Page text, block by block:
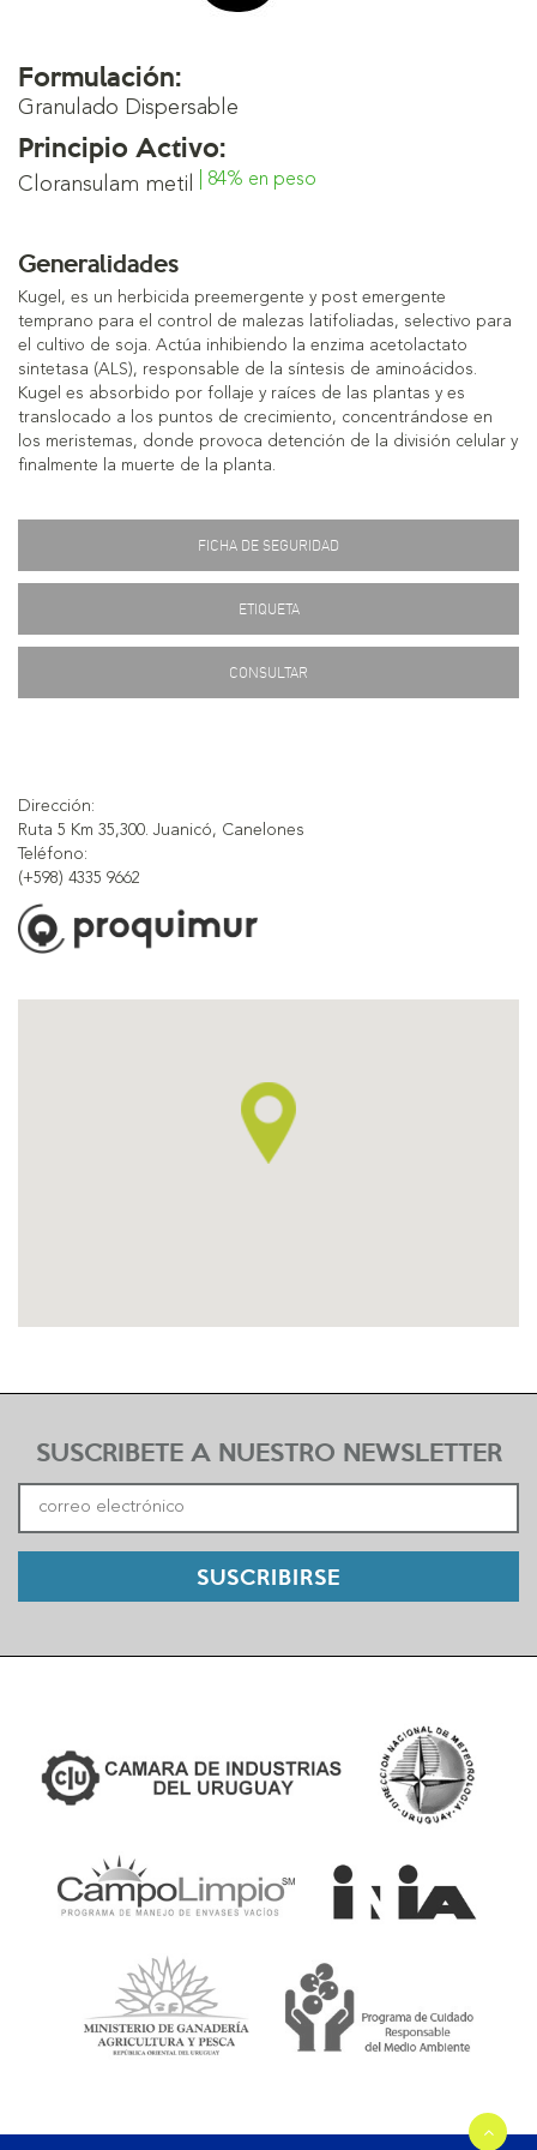
Formulación:
Granulado Dispersable
Principio Activo:
Cloransulam metil | 84% en peso
Generalidades
Kugel, es un herbicida preemergente y post emergente
temprano para el control de malezas latifoliadas, selectivo para
el cultivo de soja. Actúa inhibiendo la enzima acetolactato
sintetasa (ALS), responsable de la síntesis de aminoácidos.
Kugel es absorbido por follaje y raíces de las plantas y es
translocado a los puntos de crecimiento, concentrándose en
los meristemas, donde provoca detención de la división celular y
finalmente la muerte de la planta.
FICHA DE SEGURIDAD
ETIQUETA
CONSULTAR
Dirección:
Ruta 5 Km 35,300. Juanicó, Canelones
Teléfono:
(+598) 4335 9662
SUSCRIBETE A NUESTRO NEWSLETTER
SUSCRIBIRSE